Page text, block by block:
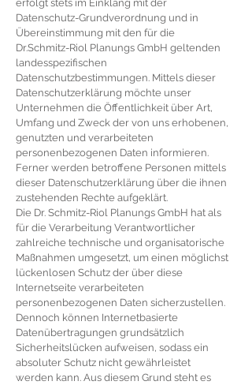
erfolgt stets im Einklang mit der
Datenschutz-Grundverordnung und in
Übereinstimmung mit den für die
Dr.Schmitz-Riol Planungs GmbH geltenden
landesspezifischen
Datenschutzbestimmungen. Mittels dieser
Datenschutzerklärung möchte unser
Unternehmen die Öffentlichkeit über Art,
Umfang und Zweck der von uns erhobenen,
genutzten und verarbeiteten
personenbezogenen Daten informieren.
Ferner werden betroffene Personen mittels
dieser Datenschutzerklärung über die ihnen
zustehenden Rechte aufgeklärt.
Die Dr. Schmitz-Riol Planungs GmbH hat als
für die Verarbeitung Verantwortlicher
zahlreiche technische und organisatorische
Maßnahmen umgesetzt, um einen möglichst
lückenlosen Schutz der über diese
Internetseite verarbeiteten
personenbezogenen Daten sicherzustellen.
Dennoch können Internetbasierte
Datenübertragungen grundsätzlich
Sicherheitslücken aufweisen, sodass ein
absoluter Schutz nicht gewährleistet
werden kann. Aus diesem Grund steht es